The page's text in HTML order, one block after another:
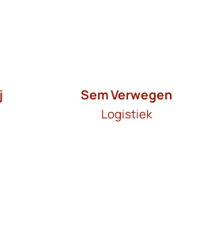
Sem Verwegen
Logistiek